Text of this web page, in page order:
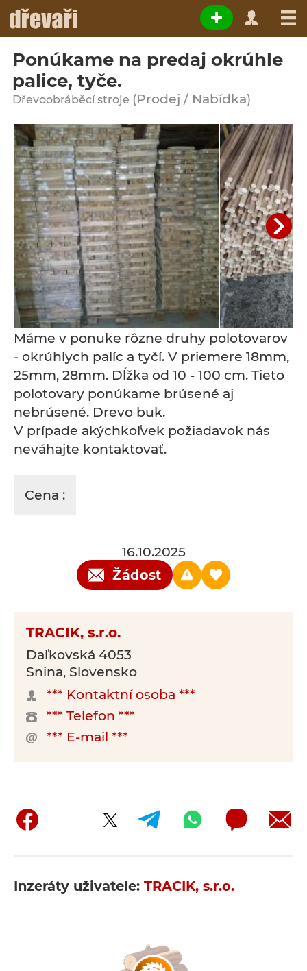
Ponúkame na predaj okrúhle
palice, tyče.
Dřevoobráběcí stroje (Prodej / Nabídka)
Máme v ponuke rôzne druhy polotovarov
- okrúhlych palíc a tyčí. V priemere 18mm,
25mm, 28mm. Dĺžka od 10 - 100 cm. Tieto
polotovary ponúkame brúsené aj
nebrúsené. Drevo buk.
V prípade akýchkoľvek požiadavok nás
neváhajte kontaktovať.
Cena :
16.10.2025
Žádost
TRACIK, s.r.o.
Daľkovská 4053
Snina, Slovensko
*** Kontaktní osoba ***
*** Telefon ***
*** E-mail ***
Inzeráty uživatele: TRACIK, s.r.o.